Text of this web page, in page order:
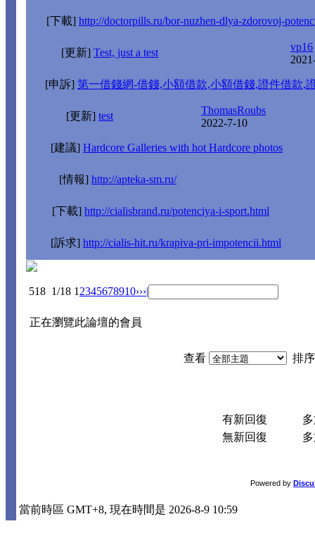
[下載] http://doctorpills.ru/bor-nuzhen-dlya-zdorovoj-
[更新] Test, just a test
vp16
[申訴] 第一借錢網-借錢,小額借款,小額借錢,證件借款,
[更新] test
ThomasRoubs
2022-7-10
[建議] Hardcore Galleries with hot Hardcore photos
[情報] http://apteka-sm.ru/
[下載] http://cialisbrand.ru/potenciya-i-sport.html
[訴求] http://cialis-hit.ru/krapiva-pri-impotencii.html
518 1/18 1 2345678910›››|
正在瀏覽此論壇的會員
查看 排
有新回復
無新回復
Powered by
當前時區 GMT+8, 現在時間是 2026-8-9 10:59